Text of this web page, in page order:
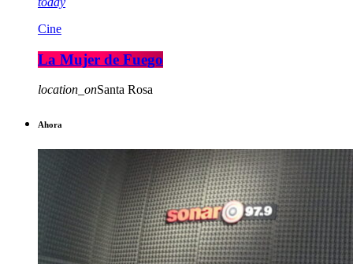
Cine
La Mujer de Fuego
location_onSanta Rosa
Ahora